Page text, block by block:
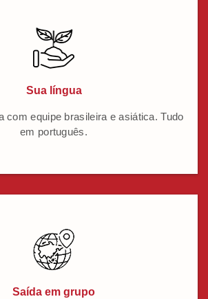
Sua língua
com equipe brasileira e asiática. Tudo
em português.
Saída em grupo